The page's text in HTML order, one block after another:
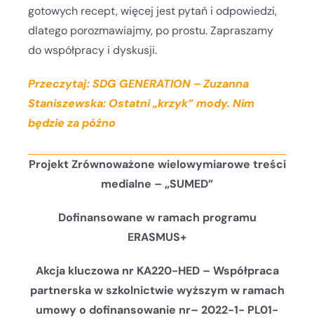
gotowych recept, więcej jest pytań i odpowiedzi,
dlatego porozmawiajmy, po prostu. Zapraszamy
do współpracy i dyskusji.
Przeczytaj: SDG GENERATION – Zuzanna
Staniszewska: Ostatni „krzyk” mody. Nim
będzie za późno
Projekt Zrównoważone wielowymiarowe treści
medialne – „SUMED”
Dofinansowane w ramach programu
ERASMUS+
Akcja kluczowa nr KA220-HED – Współpraca
partnerska w szkolnictwie wyższym w ramach
umowy o dofinansowanie nr– 2022-1- PL01-